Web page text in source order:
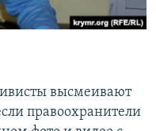
высмеивают
правоохранители